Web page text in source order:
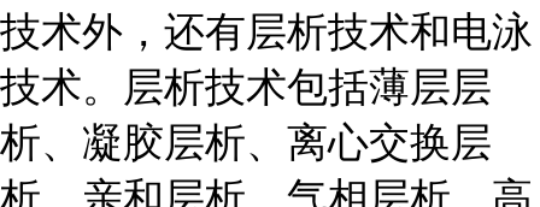
技术外，还有层析技术和电泳
技术。层析技术包括薄层层
析、凝胶层析、离心交换层
析、亲和层析、气相层析、高